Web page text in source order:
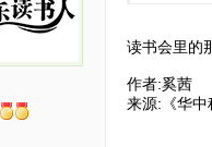
读书会里的
作者:奚茜
来源:《华